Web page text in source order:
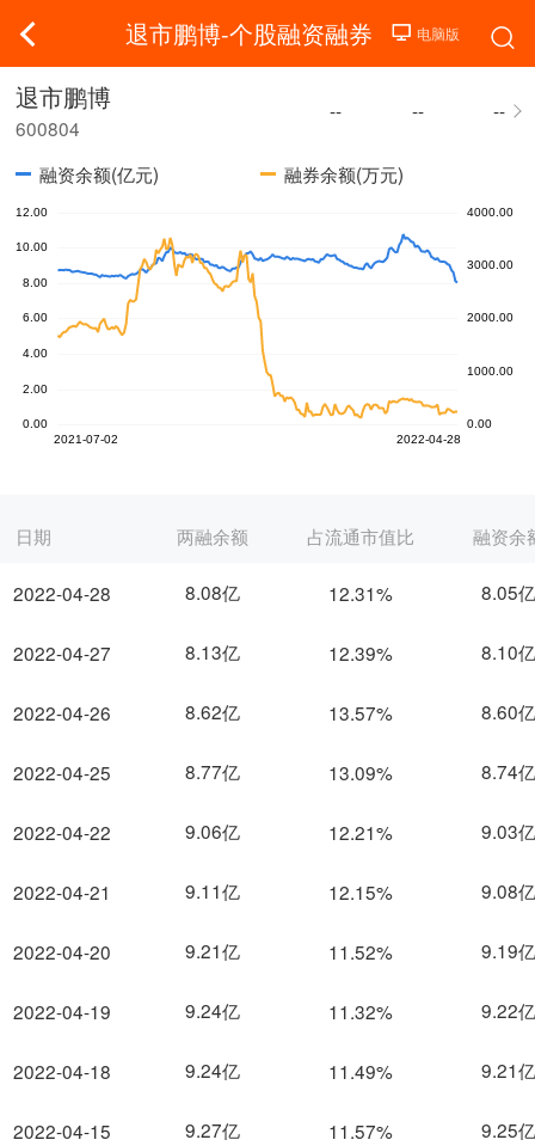
退市鹏博-个股融资融券
退市鹏博
600804
-- -- --
融资余额(亿元) 融券余额(万元)
日期
2022-04-28
2022-04-27
2022-04-26
2022-04-25
2022-04-22
2022-04-21
2022-04-20
2022-04-19
2022-04-18
2022-04-15
两融余额 占流通市值比 融资余
8.08亿 12.31% 8.05亿
8.13亿 12.39% 8.10亿
8.62亿 13.57% 8.60亿
8.77亿 13.09% 8.74亿
9.06亿 12.21% 9.03亿
9.11亿 12.15% 9.08亿
9.21亿 11.52% 9.19亿
9.24亿 11.32% 9.22亿
9.24亿 11.49% 9.21亿
9.27亿 11.57% 9.25亿